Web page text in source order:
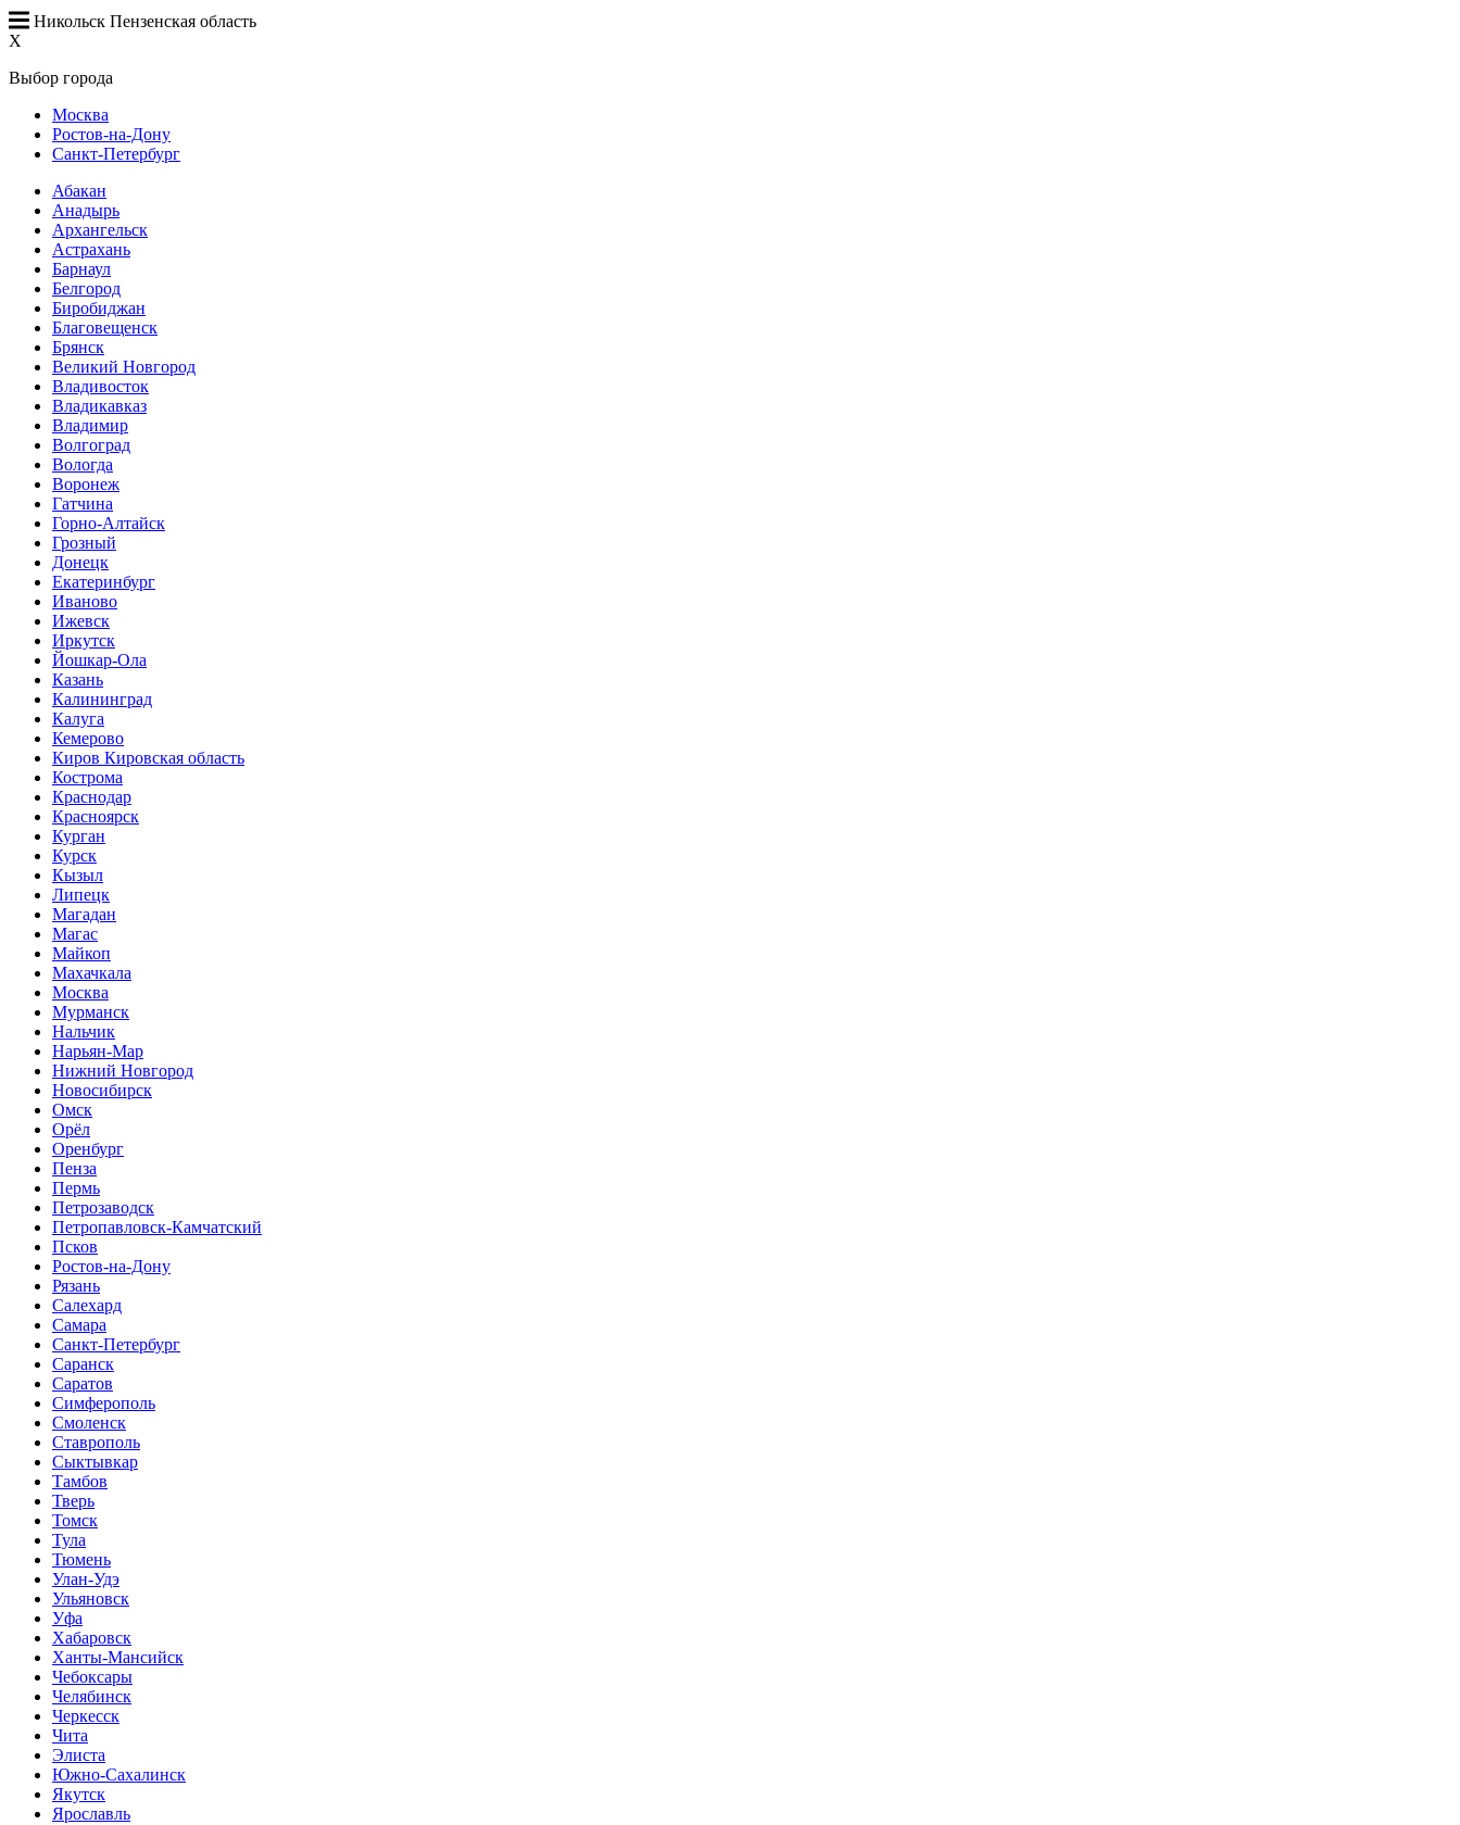
Никольск Пензенская область
X
Выбор города
Москва
Ростов-на-Дону
Санкт-Петербург
Абакан
Анадырь
Архангельск
Астрахань
Барнаул
Белгород
Биробиджан
Благовещенск
Брянск
Великий Новгород
Владивосток
Владикавказ
Владимир
Волгоград
Вологда
Воронеж
Гатчина
Горно-Алтайск
Грозный
Донецк
Екатеринбург
Иваново
Ижевск
Иркутск
Йошкар-Ола
Казань
Калининград
Калуга
Кемерово
Киров Кировская область
Кострома
Краснодар
Красноярск
Курган
Курск
Кызыл
Липецк
Магадан
Магас
Майкоп
Махачкала
Москва
Мурманск
Нальчик
Нарьян-Мар
Нижний Новгород
Новосибирск
Омск
Орёл
Оренбург
Пенза
Пермь
Петрозаводск
Петропавловск-Камчатский
Псков
Ростов-на-Дону
Рязань
Салехард
Самара
Санкт-Петербург
Саранск
Саратов
Симферополь
Смоленск
Ставрополь
Сыктывкар
Тамбов
Тверь
Томск
Тула
Тюмень
Улан-Удэ
Ульяновск
Уфа
Хабаровск
Ханты-Мансийск
Чебоксары
Челябинск
Черкесск
Чита
Элиста
Южно-Сахалинск
Якутск
Ярославль